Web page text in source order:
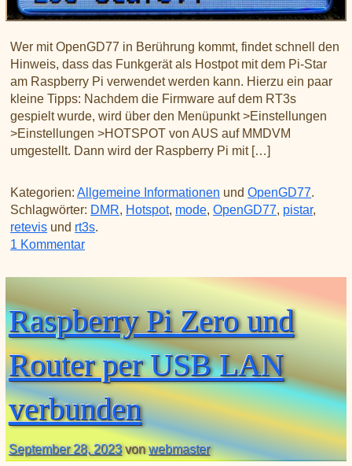
Wer mit OpenGD77 in Berührung kommt, findet schnell den
Hinweis, dass das Funkgerät als Hostpot mit dem Pi-Star
am Raspberry Pi verwendet werden kann. Hierzu ein paar
kleine Tipps: Nachdem die Firmware auf dem RT3s
gespielt wurde, wird über den Menüpunkt >Einstellungen
>Einstellungen >HOTSPOT von AUS auf MMDVM
umgestellt. Dann wird der Raspberry Pi mit […]
Kategorien: Allgemeine Informationen undOpenGD77.
Schlagwörter: DMR, Hotspot, mode,OpenGD77, pistar,
retevis und rt3s.
1 Kommentarzu Retevis RT3s mit OpenGD77 als Hotspot
Raspberry Pi Zero und
Router per USB LAN
verbunden
September 28, 2023 vonwebmaster